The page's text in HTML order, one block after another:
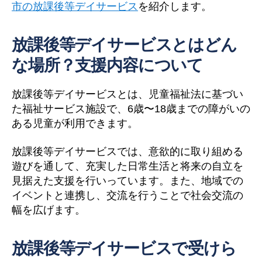
市の放課後等デイサービス を紹介します。
放課後等デイサービスとはどん
な場所？支援内容について
放課後等デイサービスとは、児童福祉法に基づい
た福祉サービス施設で、6歳〜18歳までの障がいの
ある児童が利用できます。
放課後等デイサービスでは、意欲的に取り組める
遊びを通して、充実した日常生活と将来の自立を
見据えた支援を行いっています。また、地域での
イベントと連携し、交流を行うことで社会交流の
幅を広げます。
放課後等デイサービスで受けら